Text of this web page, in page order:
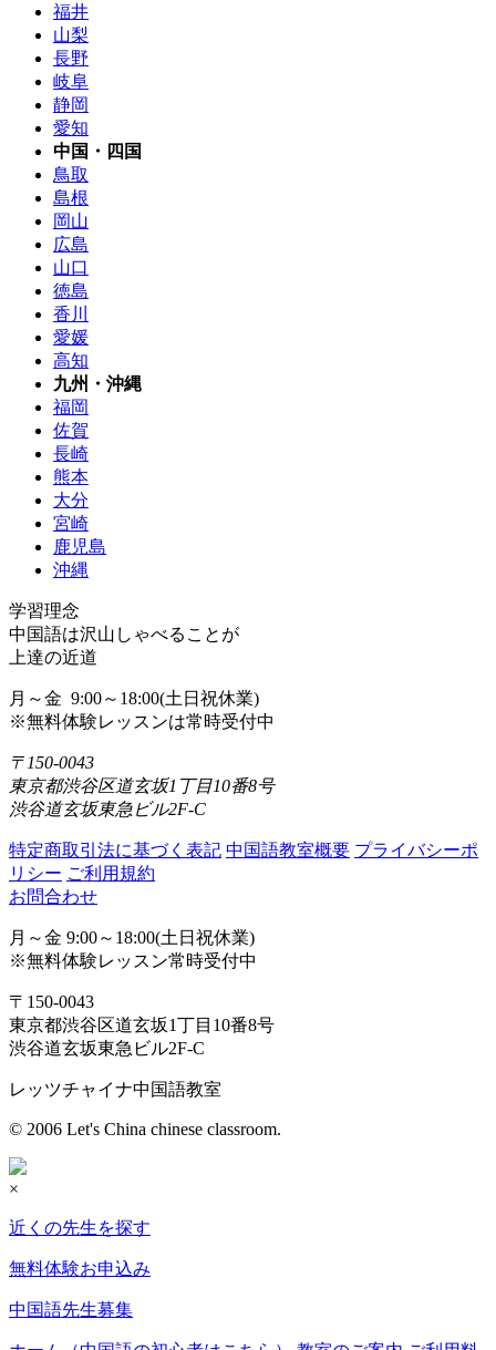
福井
山梨
長野
岐阜
静岡
愛知
中国・四国
鳥取
島根
岡山
広島
山口
徳島
香川
愛媛
高知
九州・沖縄
福岡
佐賀
長崎
熊本
大分
宮崎
鹿児島
沖縄
学習理念
中国語は沢山しゃべることが
上達の近道
月～金 9:00～18:00(土日祝休業)
※無料体験レッスンは常時受付中
〒150-0043
東京都渋谷区道玄坂1丁目10番8号
渋谷道玄坂東急ビル2F-C
特定商取引法に基づく表記 中国語教室概要 プライバシーポ
リシー ご利用規約
お問合わせ
月～金 9:00～18:00(土日祝休業)
※無料体験レッスン常時受付中
〒150-0043
東京都渋谷区道玄坂1丁目10番8号
渋谷道玄坂東急ビル2F-C
レッツチャイナ中国語教室
© 2006 Let's China chinese classroom.
×
近くの先生を探す
無料体験お申込み
中国語先生募集